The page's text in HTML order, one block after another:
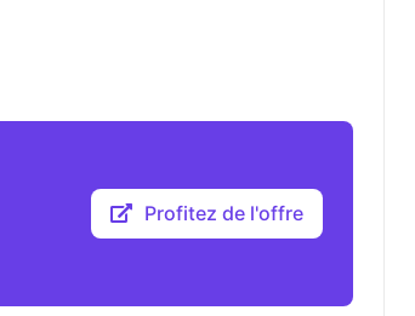
Profitez de l'offre